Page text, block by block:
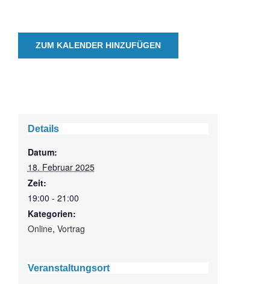
ZUM KALENDER HINZUFÜGEN
Details
Datum:
18. Februar 2025
Zeit:
19:00 - 21:00
Kategorien:
Online, Vortrag
Veranstaltungsort